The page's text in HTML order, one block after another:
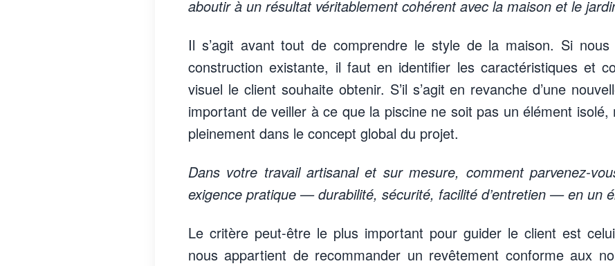
aboutir à un résultat véritablement cohérent avec la maison et le
Il s’agit avant tout de comprendre le style de la maison. Si
construction existante, il faut en identifier les caractéristiques et
visuel le client souhaite obtenir. S’il s’agit en revanche d’une
important de veiller à ce que la piscine ne soit pas un élément isolé,
pleinement dans le concept global du projet.
Dans votre travail artisanal et sur mesure, comment parvenez-
exigence pratique — durabilité, sécurité, facilité d’entretien — en un
Le critère peut-être le plus important pour guider le client est
nous appartient de recommander un revêtement conforme aux